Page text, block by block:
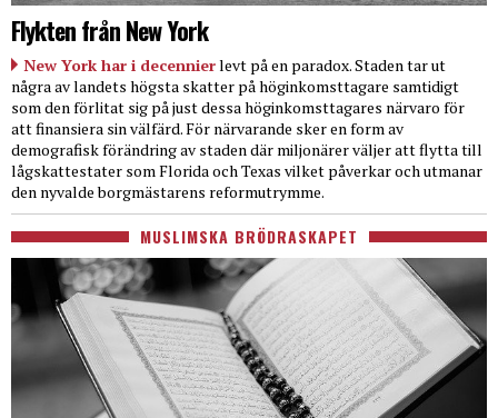
Flykten från New York
New York har i decennierlevt på en paradox. Staden tar ut
några av landets högsta skatter på höginkomsttagare samtidigt
som den förlitat sig på just dessa höginkomsttagares närvaro för
att finansiera sin välfärd. För närvarande sker en form av
demografisk förändring av staden där miljonärer väljer att flytta till
lågskattestater som Florida och Texas vilket påverkar och utmanar
den nyvalde borgmästarens reformutrymme.
MUSLIMSKA BRÖDRASKAPET